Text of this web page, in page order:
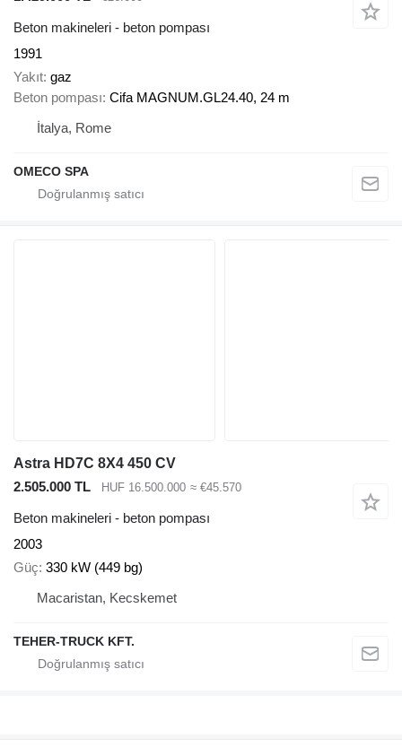
Beton makineleri - beton pompası
1991
Yakıt gaz
Beton pompası Cifa MAGNUM.GL24.40, 24 m
İtalya, Rome
OMECO SPA
Astra HD7C 8X4 450 CV
2.505.000 TL
HUF 16.500.000 ≈ €45.570
Beton makineleri - beton pompası
2003
Güç 330 kW (449 bg)
Macaristan, Kecskemet
TEHER-TRUCK KFT.